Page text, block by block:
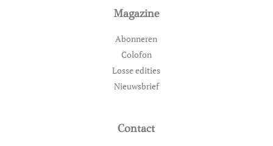
Magazine
Abonneren
Colofon
Losse edities
Nieuwsbrief
Contact